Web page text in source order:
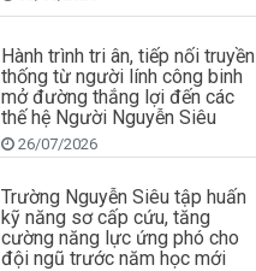
Hành trình tri ân, tiếp nối truyền
thống từ người lính công binh
mở đường thắng lợi đến các
thế hệ Người Nguyễn Siêu
26/07/2026
Trường Nguyễn Siêu tập huấn
kỹ năng sơ cấp cứu, tăng
cường năng lực ứng phó cho
đội ngũ trước năm học mới